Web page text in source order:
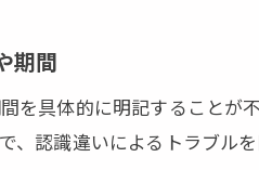
期間
を具体的に明記すること
認識違いによるトラブルを